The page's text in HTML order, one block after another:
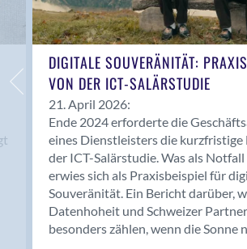
Balsthal
Balzers
Basel
Bassersdorf
Belp
Bendern
Benken (SG)
Bergdietikon
Berlin
Bern
Bern - Liebefeld
DIGITALE SOUVERÄNITÄT:
VON DER ICT-SALÄRSTUDIE
21. April 2026:
Ende 2024 erforderte die
eines Dienstleisters die
der ICT-Salärstudie. Was als Notfall
erwies sich als Praxisbeispiel für
Souveränität. Ein Bericht darüber,
Datenhoheit und Schweizer
besonders zählen, wenn die Sonne